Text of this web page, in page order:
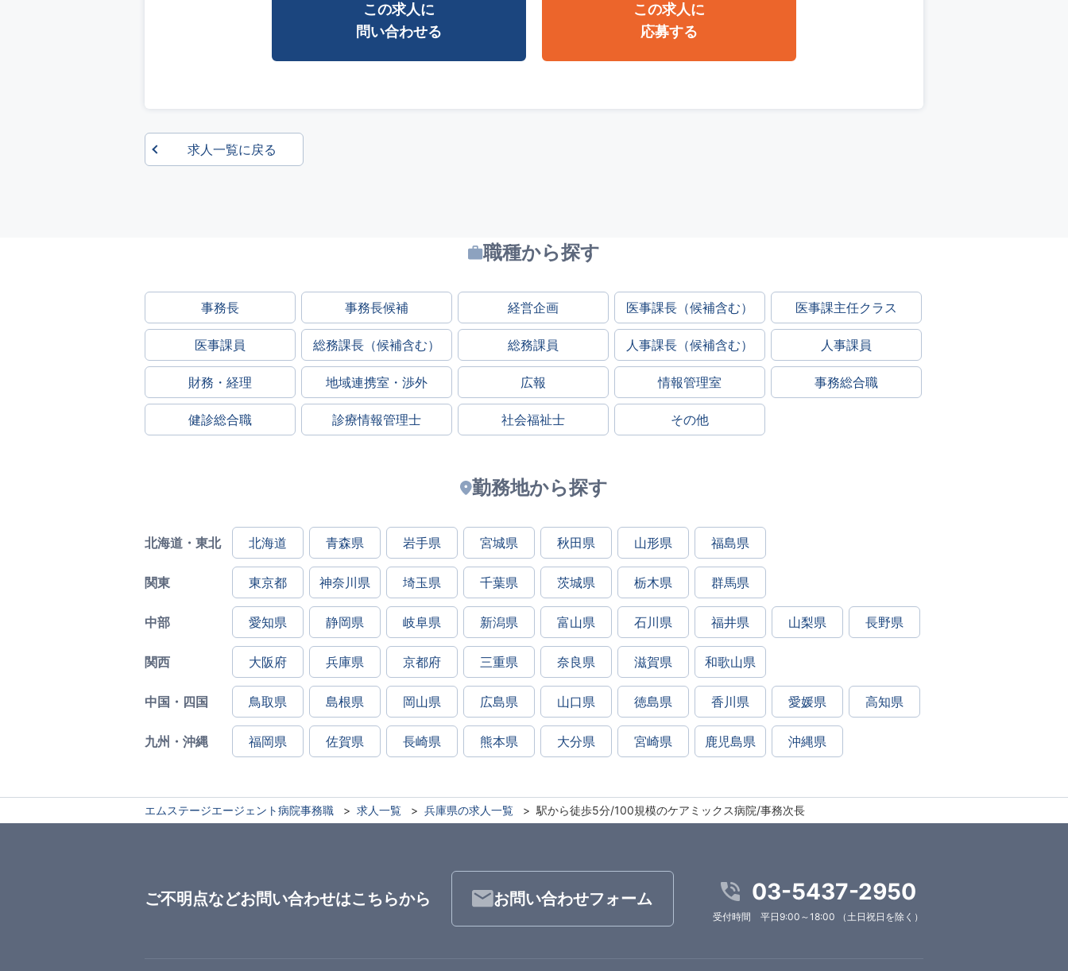
この求人に
問い合わせる
この求人に
応募する
求人一覧に戻る
職種から探す
事務長 事務長候補 経営企画 医事課長（候補含む） 医事課主任クラス
医事課員 総務課長（候補含む） 総務課員 人事課長（候補含む） 人事課員
財務・経理 地域連携室・渉外 広報 情報管理室 事務総合職
健診総合職 診療情報管理士 社会福祉士 その他
勤務地から探す
北海道・東北 北海道 青森県 岩手県 宮城県 秋田県 山形県 福島県
関東 東京都 神奈川県 埼玉県 千葉県 茨城県 栃木県 群馬県
中部 愛知県 静岡県 岐阜県 新潟県 富山県 石川県 福井県 山梨県 長野県
関西 大阪府 兵庫県 京都府 三重県 奈良県 滋賀県 和歌山県
中国・四国 鳥取県 島根県 岡山県 広島県 山口県 徳島県 香川県 愛媛県 高知県
九州・沖縄 福岡県 佐賀県 長崎県 熊本県 大分県 宮崎県 鹿児島県 沖縄県
エムステージエージェント病院事務職 求人一覧 兵庫県の求人一覧 駅から徒歩5分/100規模のケアミックス病院/事務次長
ご不明点などお問い合わせはこちらから お問い合わせフォーム 03-5437-2950
受付時間 平日9:00～18:00 （土日祝日を除く）